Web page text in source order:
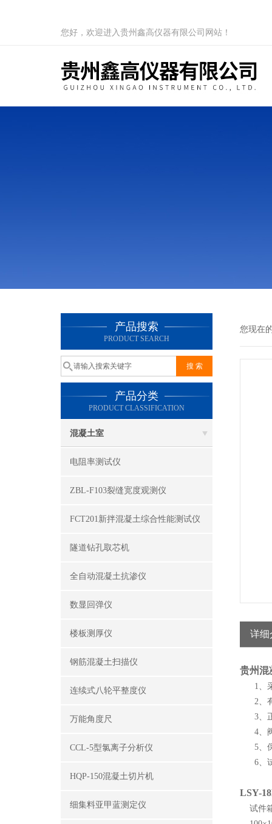
您好，欢迎进入贵州鑫高仪器有限公司网站！
产品搜索
PRODUCT SEARCH
产品分类
PRODUCT CLASSIFICATION
混凝土室
电阻率测试仪
ZBL-F103裂缝宽度观测仪
FCT201新拌混凝土综合性能测试仪
隧道钻孔取芯机
全自动混凝土抗渗仪
数显回弹仪
楼板测厚仪
钢筋混凝土扫描仪
连续式八轮平整度仪
万能角度尺
CCL-5型氯离子分析仪
HQP-150混凝土切片机
细集料亚甲蓝测定仪
您现在
详细
贵州混
1、采
2、有
3、正
4、阀
5、保
6、试
LSY-
试件